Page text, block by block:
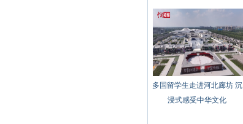
多国留学生走进河北廊坊 沉
浸式感受中华文化